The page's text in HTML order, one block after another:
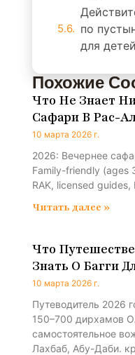
по
для
Похожие
Что Не Знает
Сафари В Рас-
10 марта 2026 г.
2026: Вечернее
Family-friendly (ages
RAK, licensed
Читать далее »
Что
Знать О Багги
10 марта 2026 г.
Путеводитель 2026
150–700 дирхамов
самостоятельное
Лахбаб, Абу-Даби.